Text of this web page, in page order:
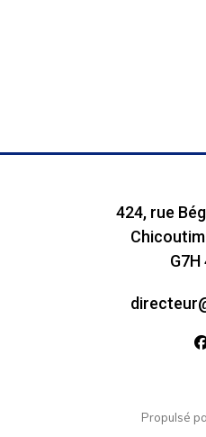
424, rue
G7H
Propulsé